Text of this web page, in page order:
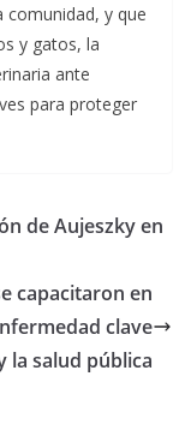
comunidad, y que
y gatos, la
ante
para proteger
de Aujeszky en
capacitaron en
clave
la salud pública